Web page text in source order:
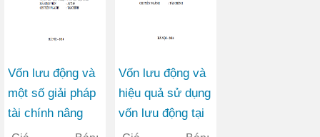
Vốn lưu động và
một số giải pháp
tài chính nâng
cao hiệu quả sử
Vốn lưu động và
hiệu quả sử dụng
vốn lưu động tại
công ty TNHH